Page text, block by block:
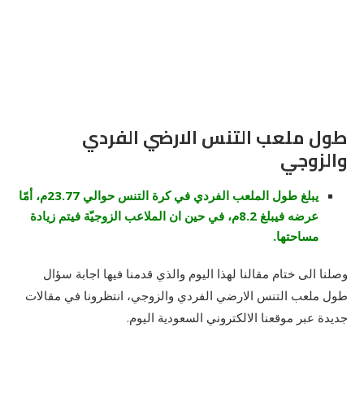
طول ملعب التنس الارضي الفردي
والزوجي
يبلغ طول الملعب الفردي في كرة التنس حوالي 23.77م، أمّا
عرضه فيبلغ 8.2م، في حين ان الملاعب الزوجيّة فيتم زيادة
مساحتها.
وصلنا الى ختام مقالنا لهذا اليوم والذي قدمنا فيها اجابة سؤال
طول ملعب التنس الارضي الفردي والزوجي، انتظرونا في مقالات
جديدة عبر موقعنا الالكتروني السعودية اليوم.